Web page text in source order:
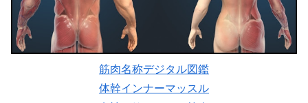
筋肉名称デジタル図鑑
体幹インナーマッスル